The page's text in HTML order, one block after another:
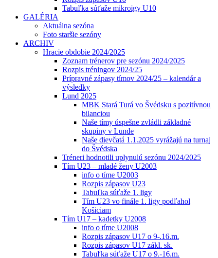
Tabuľka súťaže mikroigy U10
GALÉRIA
Aktuálna sezóna
Foto staršie sezóny
ARCHIV
Hracie obdobie 2024/2025
Zoznam trénerov pre sezónu 2024/2025
Rozpis tréningov 2024/25
Prípravné zápasy tímov 2024/25 – kalendár a
výsledky
Lund 2025
MBK Stará Turá vo Švédsku s pozitívnou
bilanciou
Naše tímy úspešne zvládli základné
skupiny v Lunde
Naše dievčatá 1.1.2025 vyrážajú na turnaj
do Švédska
Tréneri hodnotili uplynulú sezónu 2024/2025
Tím U23 – mladé ženy U2003
info o tíme U2003
Rozpis zápasov U23
Tabuľka súťaže 1. ligy
Tím U23 vo finále 1. ligy podľahol
Košiciam
Tím U17 – kadetky U2008
info o tíme U2008
Rozpis zápasov U17 o 9-.16.m.
Rozpis zápasov U17 zákl. sk.
Tabuľka súťaže U17 o 9.-16.m.